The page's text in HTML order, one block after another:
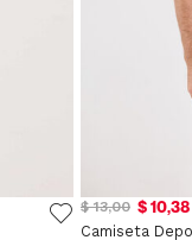
$ 13,00 $ 10,38
Camiseta